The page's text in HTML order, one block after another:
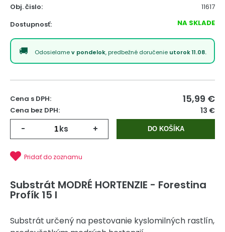
Obj. čislo:
11617
Dostupnosť:
NA SKLADE
Odosielamev pondelok, predbežné doručenie utorok 11.08.
Cena s DPH: 15,99 €
Cena bez DPH: 13 €
- ks + DO KOŠÍKA
Pridať do zoznamu
Substrát MODRÉ HORTENZIE - Forestina
Profík 15 l
Substrát určený na pestovanie kyslomilných rastlín,